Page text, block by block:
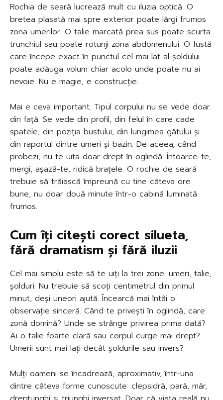
Rochia de seară lucrează mult cu iluzia optică. O
bretea plasată mai spre exterior poate lărgi frumos
zona umerilor. O talie marcată prea sus poate scurta
trunchiul sau poate rotunji zona abdomenului. O fustă
care începe exact în punctul cel mai lat al șoldului
poate adăuga volum chiar acolo unde poate nu ai
nevoie. Nu e magie, e construcție.
Mai e ceva important. Tipul corpului nu se vede doar
din față. Se vede din profil, din felul în care cade
spatele, din poziția bustului, din lungimea gâtului și
din raportul dintre umeri și bazin. De aceea, când
probezi, nu te uita doar drept în oglindă. Întoarce-te,
mergi, așază-te, ridică brațele. O rochie de seară
trebuie să trăiască împreună cu tine câteva ore
bune, nu doar două minute într-o cabină luminată
frumos.
Cum îți citești corect silueta,
fără dramatism și fără iluzii
Cel mai simplu este să te uiți la trei zone: umeri, talie,
șolduri. Nu trebuie să scoți centimetrul din primul
minut, deși uneori ajută. Încearcă mai întâi o
observație sinceră. Când te privești în oglindă, care
zonă domină? Unde se strânge privirea prima dată?
Ai o talie foarte clară sau corpul curge mai drept?
Umerii sunt mai lați decât șoldurile sau invers?
Mulți oameni se încadrează, aproximativ, într-una
dintre câteva forme cunoscute: clepsidră, pară, măr,